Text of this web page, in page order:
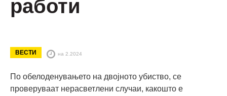
работи
ВЕСТИ на 2.2024
По обелоденувањето на двојното убиство, се
проверуваат нерасветлени случаи, какошто е